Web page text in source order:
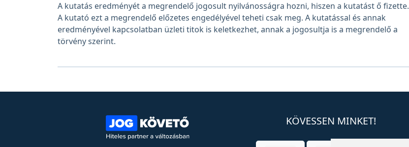
A kutatás eredményét a megrendelő jogosult nyilvánosságra hozni, hiszen a kutatást ő fizette.
A kutató ezt a megrendelő előzetes engedélyével teheti csak meg. A kutatással és annak
eredményével kapcsolatban üzleti titok is keletkezhet, annak a jogosultja is a megrendelő a
törvény szerint.
KÖVESSEN MINKET!